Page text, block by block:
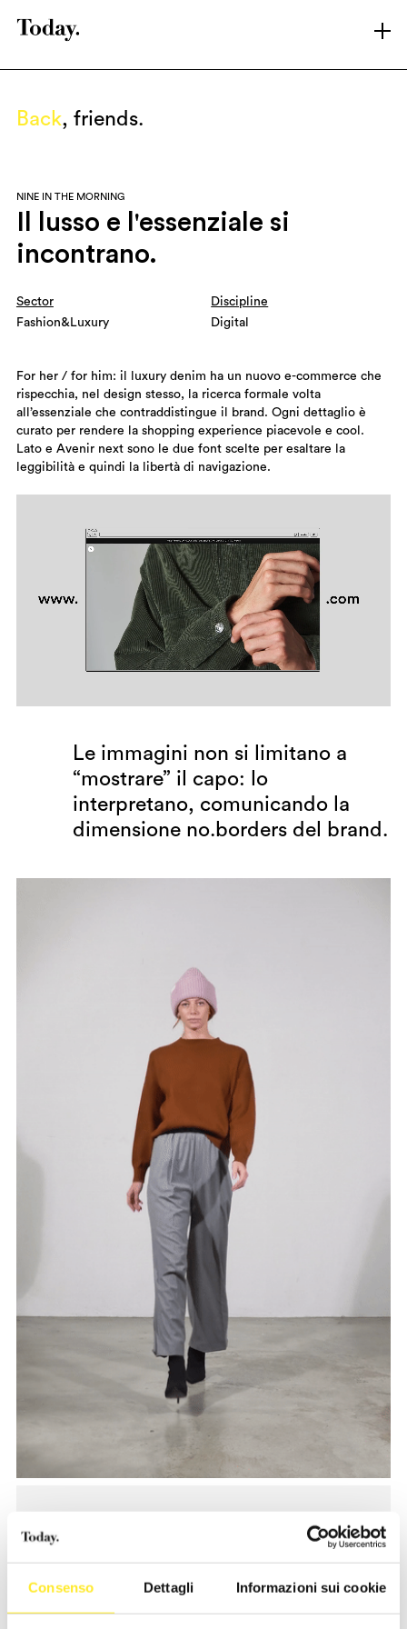
Consenso Dettagli Informazioni sui cookie
ARCHIVE
SHOWREEL
CONTACT
LINKEDIN
INSTAGRAM
Back, friends.
NINE IN THE MORNING
Il lusso e l'essenziale si
incontrano.
Sector
Fashion&Luxury
Discipline
Digital
For her / for him: il luxury denim ha un nuovo e-commerce che
rispecchia, nel design stesso, la ricerca formale volta
all’essenziale che contraddistingue il brand. Ogni dettaglio è
curato per rendere la shopping experience piacevole e cool.
Lato e Avenir next sono le due font scelte per esaltare la
leggibilità e quindi la libertà di navigazione.
Le immagini non si limitano a
“mostrare” il capo: lo
interpretano, comunicando la
dimensione no.borders del brand.